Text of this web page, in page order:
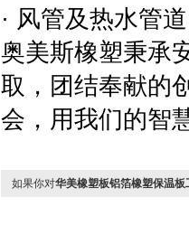
· 风管及热水管道
奥美斯橡塑秉承
取，团结奉献的
会，用我们的智
如果你对华美橡塑板铝箔橡塑保温板